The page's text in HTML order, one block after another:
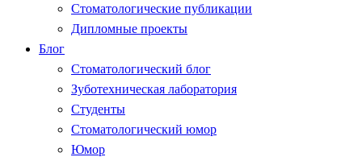
Стоматологические публикации
Дипломные проекты
Блог
Стоматологический блог
Зуботехническая лаборатория
Студенты
Стоматологический юмор
Юмор